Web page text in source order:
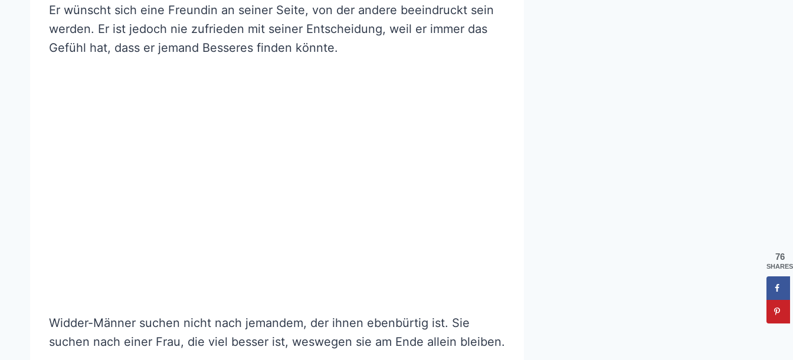
Er wünscht sich eine Freundin an seiner Seite, von der andere beeindruckt sein
werden. Er ist jedoch nie zufrieden mit seiner Entscheidung, weil er immer das
Gefühl hat, dass er jemand Besseres finden könnte.
Widder-Männer suchen nicht nach jemandem, der ihnen ebenbürtig ist. Sie
suchen nach einer Frau, die viel besser ist, weswegen sie am Ende allein bleiben.
76
SHARES